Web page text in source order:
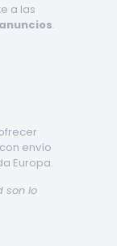
a las
.
con envío
Europa.
son lo